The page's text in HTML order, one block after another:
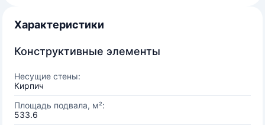
Характеристики
Конструктивные элементы
Несущие стены:
Кирпич
Площадь подвала, м²:
533.6